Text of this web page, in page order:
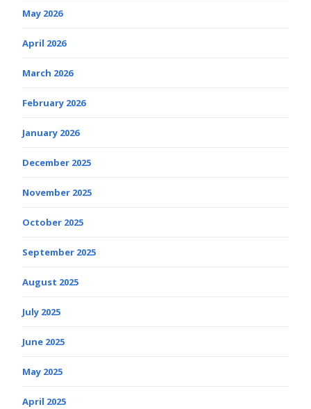
May 2026
April 2026
March 2026
February 2026
January 2026
December 2025
November 2025
October 2025
September 2025
August 2025
July 2025
June 2025
May 2025
April 2025